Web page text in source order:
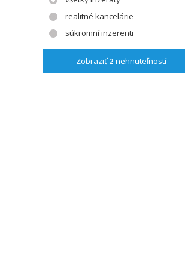
realitné kancelárie
súkromní inzerenti
Zobraziť2 nehnuteľností